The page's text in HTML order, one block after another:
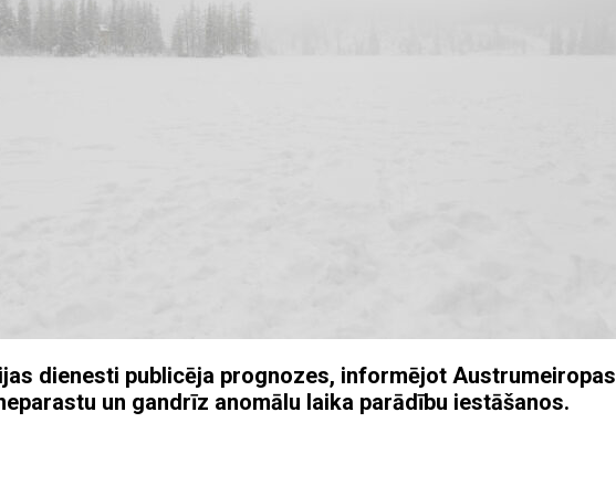
dienesti publicēja prognozes, informējot Austrumeiropas
un gandrīz anomālu laika parādību iestāšanos.